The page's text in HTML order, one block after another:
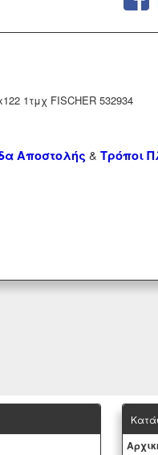
1τμχ FISCHER 532934
Αποστολής &Τρόποι